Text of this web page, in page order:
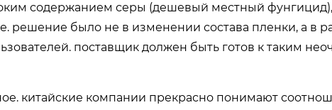
содержанием серы (дешевый местный
решение было не в изменении состава пленки, а в
поставщик должен быть готов к таким
китайские компании прекрасно понимают